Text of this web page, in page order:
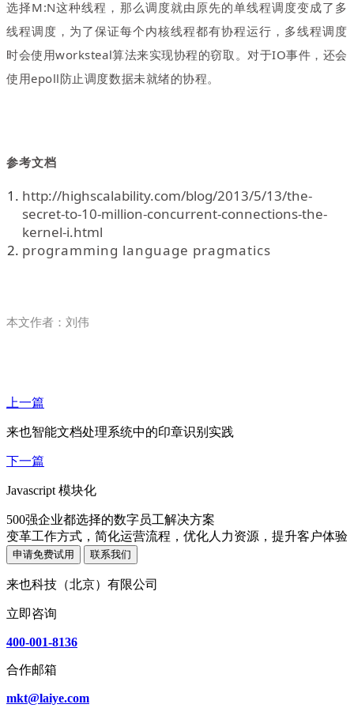
选择M:N这种线程，那么调度就由原先的单线程调度变成了多
线程调度，为了保证每个内核线程都有协程运行，多线程调度
时会使用worksteal算法来实现协程的窃取。对于IO事件，还会
使用epoll防止调度数据未就绪的协程。
参考文档
http://highscalability.com/blog/2013/5/13/the-
secret-to-10-million-concurrent-connections-the-
kernel-i.html
programming language pragmatics
本文作者 ：刘伟
上一篇
来也智能文档处理系统中的印章识别实践
下一篇
Javascript 模块化
500强企业都选择的数字员工解决方案
变革工作方式，简化运营流程，优化人力资源，提升客户体验
申请免费试用 联系我们
来也科技（北京）有限公司
立即咨询
400-001-8136
合作邮箱
mkt@laiye.com